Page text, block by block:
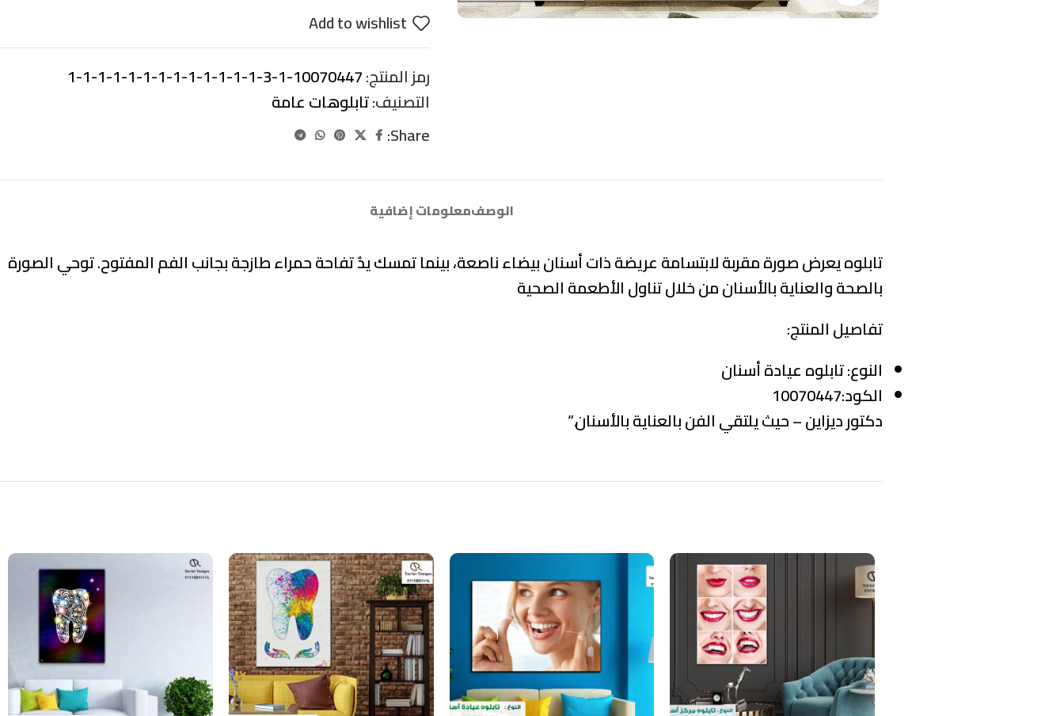
Add to wishlist
رمز المنتج:10070447-1-3-1-1-1-1-1-1-1-1-1-1-1-1-1
التصنيف:تابلوهات عامة
Share:
الوصفمعلومات إضافية
تابلوه يعرض صورة مقربة لابتسامة عريضة ذات أسنان بيضاء ناصعة، بينما تمسك يدٌ تفاحة حمراء طازجة بجانب الفم المفتوح. توحي الصورة
بالصحة والعناية بالأسنان من خلال تناول الأطعمة الصحية
تفاصيل المنتج:
النوع:تابلوه عيادة أسنان
الكود:10070447
دكتور ديزاين – حيث يلتقي الفن بالعناية بالأسنان.“